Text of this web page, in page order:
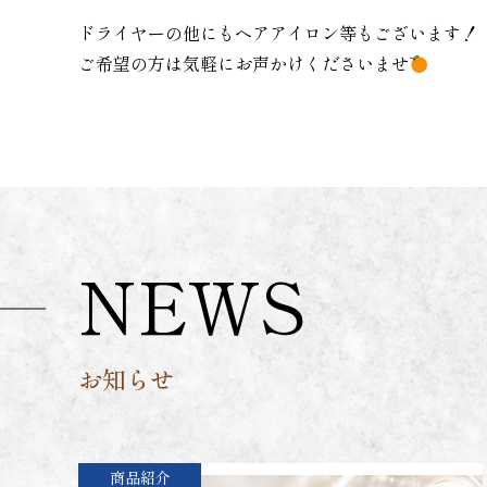
ドライヤーの他にもヘアアイロン等もございます！
ご希望の方は気軽にお声かけくださいませ
NEWS
お知らせ
商品紹介